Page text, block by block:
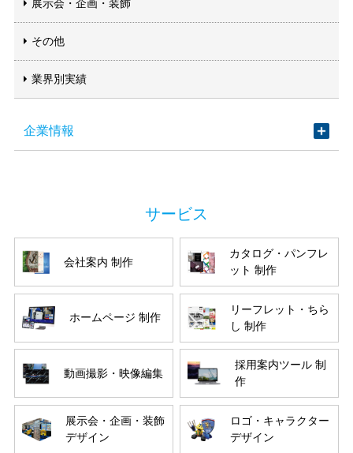
展示会・企画・装飾
その他
業界別実績
企業情報
会社案内 制作
カタログ・パンフレ
ット 制作
ホームページ 制作
リーフレット・ちら
し 制作
動画撮影・映像編集
採用案内ツール 制
作
展示会・企画・装飾
デザイン
ロゴ・キャラクター
デザイン